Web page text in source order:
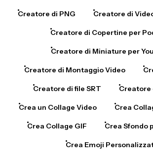
Creatore di PNG Creatore di
Creatore di Copertine per
Creatore di Miniature per
Creatore di Montaggio Video
Creatore di file SRT Creatore
Crea un Collage Video Crea
Crea Collage GIF Crea Sfondo
Crea Emoji